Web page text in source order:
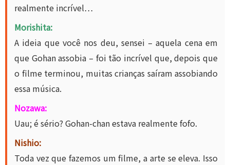
realmente incrível…
Morishita:
A ideia que você nos deu, sensei – aquela cena em
que Gohan assobia – foi tão incrível que, depois que
o filme terminou, muitas crianças saíram assobiando
essa música.
Nozawa:
Uau; é sério? Gohan-chan estava realmente fofo.
Nishio:
Toda vez que fazemos um filme, a arte se eleva. Isso